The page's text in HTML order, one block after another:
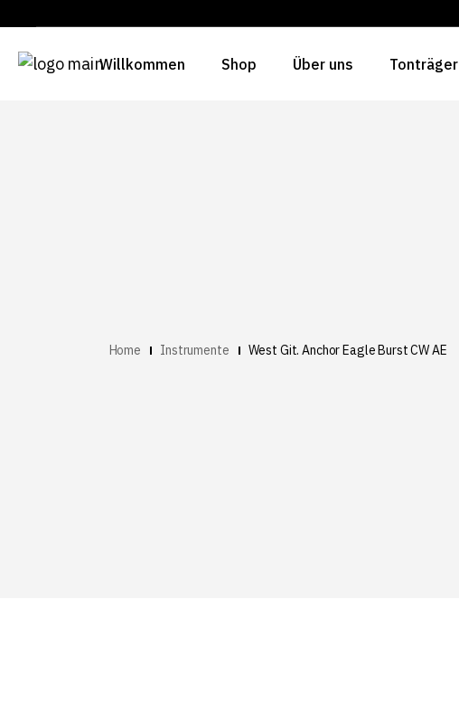
Willkommen Shop Über uns Tonträger
Home Instrumente West Git. Anchor Eagle Burst CW AE